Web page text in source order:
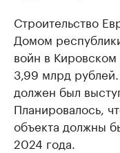
Строительство
Домом
войн в
3,99 млрд
должен был
Планировалось,
объекта должны
2024 года.